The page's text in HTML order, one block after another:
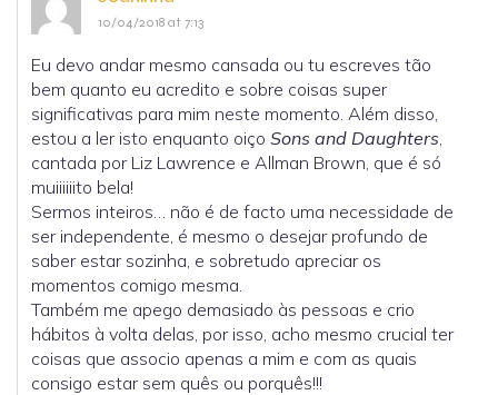
10/04/2018 at 7:13
Eu devo andar mesmo cansada ou tu escreves tão
bem quanto eu acredito e sobre coisas super
significativas para mim neste momento. Além disso,
estou a ler isto enquanto oiço Sons and Daughters
cantada por Liz Lawrence e Allman Brown, que é só
muiiiiiito bela!
Sermos inteiros… não é de facto uma necessidade de
ser independente, é mesmo o desejar profundo de
saber estar sozinha, e sobretudo apreciar os
momentos comigo mesma.
Também me apego demasiado às pessoas e crio
hábitos à volta delas, por isso, acho mesmo crucial ter
coisas que associo apenas a mim e com as quais
consigo estar sem quês ou porquês!!!